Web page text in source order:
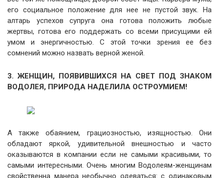
его социальное положение для нее не пустой звук. На
алтарь успехов супруга она готова положить любые
жертвы, готова его поддержать со всеми присущими ей
умом и энергичностью. С этой точки зрения ее без
сомнений можно назвать верной женой.
3. ЖЕНЩИН, ПОЯВИВШИХСЯ НА СВЕТ ПОД ЗНАКОМ
ВОДОЛЕЯ, ПРИРОДА НАДЕЛИЛА ОСТРОУМИЕМ!
А также обаянием, грациозностью, изящностью. Они
обладают яркой, удивительной внешностью и часто
оказываются в компании если не самыми красивыми, то
самыми интересными. Очень многим Водолеям-женщинам
свойственна манера необычно одеваться: с одинаковым